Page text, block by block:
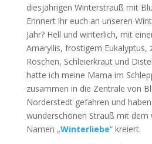
diesjährigen Winterstrauß mit
Erinnert ihr euch an unseren
Jahr? Hell und winterlich, mit
Amaryllis, frostigem Eukalyptus,
Röschen, Schleierkraut und
hatte ich meine Mama im
zusammen in die Zentrale von
Norderstedt gefahren und
wunderschönen Strauß mit dem
Namen „Winterliebe“ kreiert.